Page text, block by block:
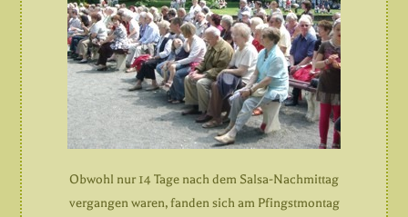
Obwohl nur 14 Tage nach dem Salsa-Nachmittag
vergangen waren, fanden sich am Pfingstmontag